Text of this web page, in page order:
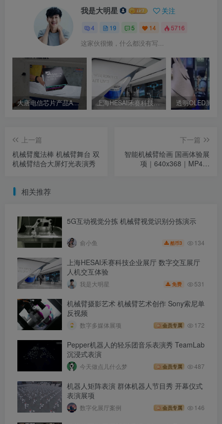
我是大明星 关注
4 19 5 14 5716
这家伙很懒，什么都没有写...
大唐电信芯片产品AR展示 AR互动屏幕 上海HESAI禾赛科技企业展厅 数字交互展厅 人机交互体验
上一篇
机械臂魔法棒 机械臂舞台 双
机械臂结合大屏灯光表演秀
下一篇
智能机械臂绘画 国画体验展
项｜640x368｜MP4｜
相关推荐
5G互动视觉分拣 机械臂视觉识别分拣演示
俞小鱼 酷币3 134
上海HESAI禾赛科技企业展厅 数字交互展厅
人机交互体验
我是大明星 免费 531
机械臂摄影艺术 机械臂艺术创作 Sony索尼单
反视频
数字多媒体展项 会员专属 172
Pepper机器人的轻乐团音乐表演秀 TeamLab
沉浸式表演
今天做点儿什么梦 会员专属 487
机器人矩阵表演 群体机器人节目秀 开幕仪式
表演展项
数字化展厅案例 会员专属 146